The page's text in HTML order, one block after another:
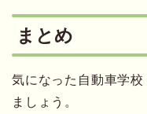
まとめ
気になった自動車学
ましょう。